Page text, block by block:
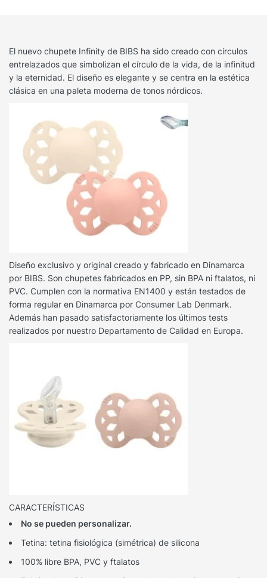
El nuevo chupete Infinity de BIBS ha sido creado con círculos
entrelazados que simbolizan el círculo de la vida, de la infinitud
y la eternidad. El diseño es elegante y se centra en la estética
clásica en una paleta moderna de tonos nórdicos.
Diseño exclusivo y original creado y fabricado en Dinamarca
por BIBS. Son chupetes fabricados en PP, sin BPA ni ftalatos, ni
PVC. Cumplen con la normativa EN1400 y están testados de
forma regular en Dinamarca por Consumer Lab Denmark.
Además han pasado satisfactoriamente los últimos tests
realizados por nuestro Departamento de Calidad en Europa.
CARACTERÍSTICAS
No se pueden personalizar.
Tetina: tetina fisiológica (simétrica) de silicona
100% libre BPA, PVC y ftalatos